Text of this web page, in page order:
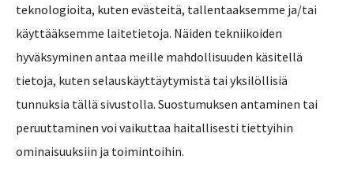
teknologioita, kuten evästeitä, tallentaaksemme ja/tai
käyttääksemme laitetietoja. Näiden tekniikoiden
hyväksyminen antaa meille mahdollisuuden käsitellä
tietoja, kuten selauskäyttäytymistä tai yksilöllisiä
tunnuksia tällä sivustolla. Suostumuksen antaminen tai
peruuttaminen voi vaikuttaa haitallisesti tiettyihin
ominaisuuksiin ja toimintoihin.